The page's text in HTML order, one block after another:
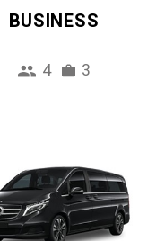
BUSINESS
4 3